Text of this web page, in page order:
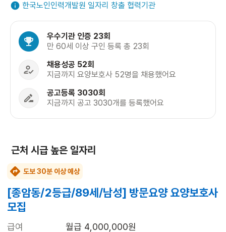
한국노인인력개발원 일자리 창출 협력기관
우수기관 인증 23회
만 60세 이상 구인 등록 총 23회
채용성공 52회
지금까지 요양보호사 52명을 채용했어요
공고등록 3030회
지금까지 공고 3030개를 등록했어요
근처 시급 높은 일자리
도보 30분 이상 예상
[종암동/2등급/89세/남성] 방문요양 요양보호사
모집
급여
월급 4,000,000원